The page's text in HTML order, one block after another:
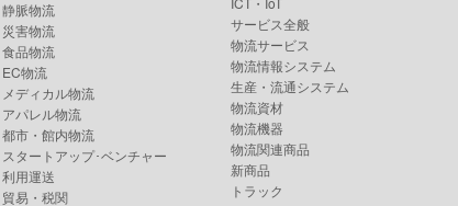
静脈物流
災害物流
食品物流
EC物流
メディカル物流
アパレル物流
都市・館内物流
スタートアップ･ベンチャー
利用運送
貿易・税関
サービス全般
物流サービス
物流情報システム
生産・流通システム
物流資材
物流機器
物流関連商品
新商品
トラック